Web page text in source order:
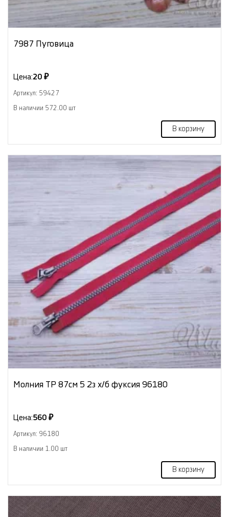
7987 Пуговица
Цена:20 ₽
Артикул: 59427
В наличии 572.00 шт
В корзину
Молния ТР 87см 5 2з х/б фуксия 96180
Цена:560 ₽
Артикул: 96180
В наличии 1.00 шт
В корзину